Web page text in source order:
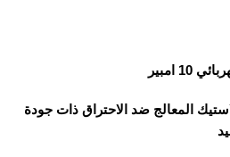
امبير
المعالج ضد الاحتراق ذات جودة